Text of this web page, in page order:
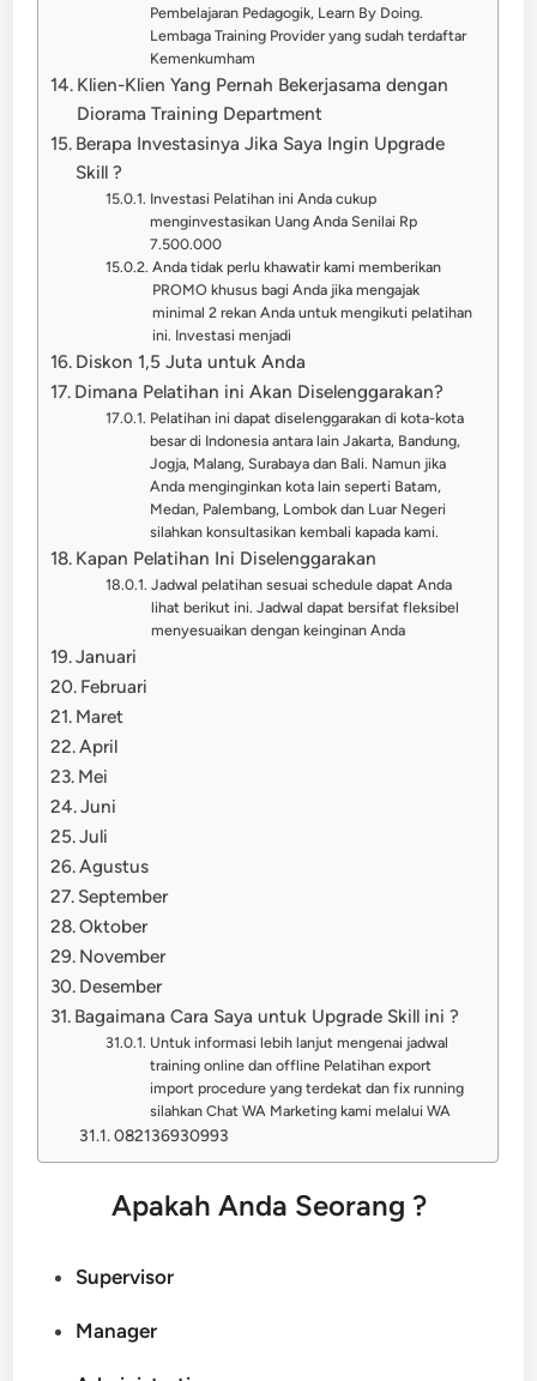
Pembelajaran Pedagogik, Learn By Doing.
Lembaga Training Provider yang sudah terdaftar
Kemenkumham
Klien-Klien Yang Pernah Bekerjasama dengan
Diorama Training Department
Berapa Investasinya Jika Saya Ingin Upgrade
Skill ?
Investasi Pelatihan ini Anda cukup
menginvestasikan Uang Anda Senilai Rp
7.500.000
Anda tidak perlu khawatir kami memberikan
PROMO khusus bagi Anda jika mengajak
minimal 2 rekan Anda untuk mengikuti pelatihan
ini. Investasi menjadi
Diskon 1,5 Juta untuk Anda
Dimana Pelatihan ini Akan Diselenggarakan?
Pelatihan ini dapat diselenggarakan di kota-kota
besar di Indonesia antara lain Jakarta, Bandung,
Jogja, Malang, Surabaya dan Bali. Namun jika
Anda menginginkan kota lain seperti Batam,
Medan, Palembang, Lombok dan Luar Negeri
silahkan konsultasikan kembali kapada kami.
Kapan Pelatihan Ini Diselenggarakan
Jadwal pelatihan sesuai schedule dapat Anda
lihat berikut ini. Jadwal dapat bersifat fleksibel
menyesuaikan dengan keinginan Anda
Januari
Februari
Maret
April
Mei
Juni
Juli
Agustus
September
Oktober
November
Desember
Bagaimana Cara Saya untuk Upgrade Skill ini ?
Untuk informasi lebih lanjut mengenai jadwal
training online dan offline Pelatihan export
import procedure yang terdekat dan fix running
silahkan Chat WA Marketing kami melalui WA
082136930993
Apakah Anda Seorang ?
Supervisor
Manager